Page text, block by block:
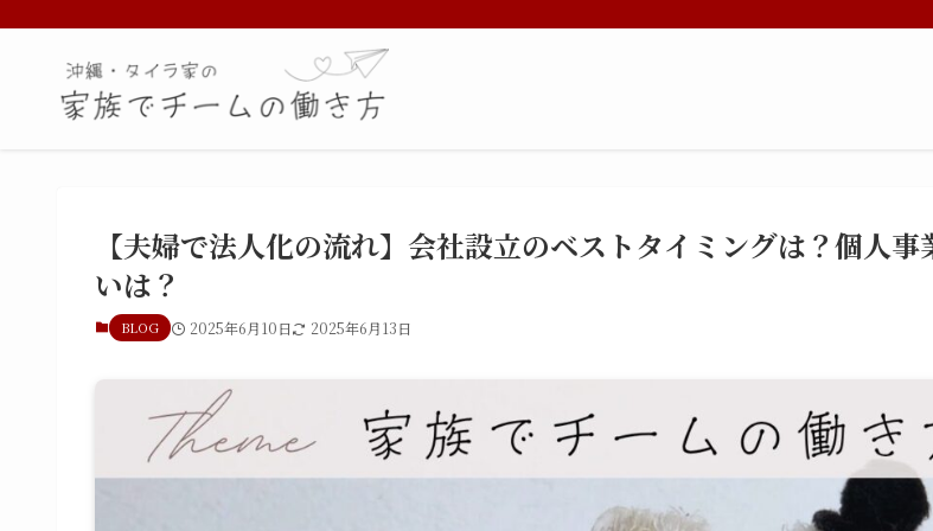
【夫婦で法人化の流れ】会社設立のベストタイミングは？個人
いは？
BLOG 2025年6月10日 2025年6月13日